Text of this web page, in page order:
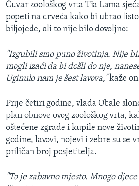
Čuvar zoološkog vrta Tia Lama
popeti na drveća kako bi ubrao
biljojede, ali to nije bilo dovoljno:
''Izgubili smo puno životinja. Nije
mogli izaći da bi došli do nje,
Uginulo nam je šest lavova,''kaže
Prije četiri godine, vlada Obale
plan obnove ovog zoološkog vrta,
oštećene zgrade i kupile nove
godine, lavovi, nojevi i zebre su se
priličan broj posjetitelja.
''To je zabavno mjesto. Mnogo